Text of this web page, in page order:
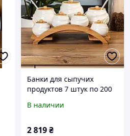
Банки для сыпучих
продуктов 7 штук по 200
бамбуковой подставке
В наличии
2 819₴